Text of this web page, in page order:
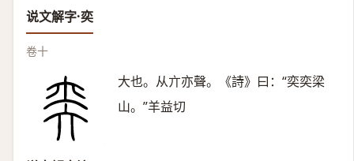
说文解字·奕
卷十
大也。从亣亦聲。《詩》曰：“奕奕梁
山。”羊益切